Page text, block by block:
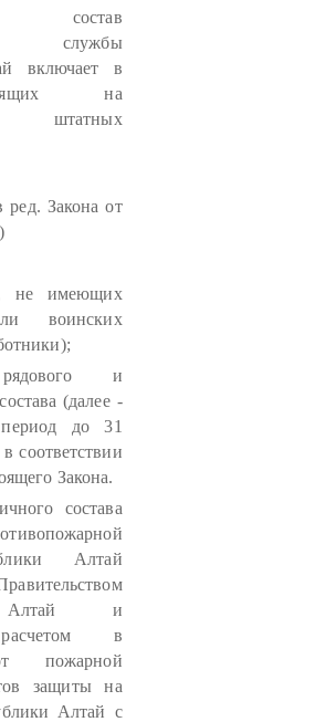
службы
включает в
на
штатных
ред. Закона от
не имеющих
воинских
и
(далее -
до 31
соответствии
Закона.
состава
Алтай
Алтай и
расчетом в
пожарной
защиты на
Алтай с